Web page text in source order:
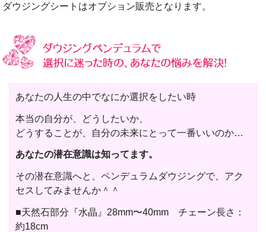
ダウジングシートはオプション販売となります。
あなたの人生の中でなにか選択をしたい時
本当の自分が、どうしたいか、
どうすることが、自分の未来にとって一番いいのか…
あなたの潜在意識は知ってます。
その潜在意識へと、ペンデュラムダウジングで、アク
セスしてみませんか＾＾
■天然石部分『水晶』28mm〜40mm チェーン長さ：
約18cm